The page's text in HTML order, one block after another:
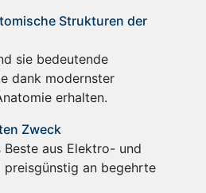
Strukturen der
sie bedeutende
dank modernster
erhalten.
Zweck
Beste aus Elektro- und
preisgünstig an begehrte